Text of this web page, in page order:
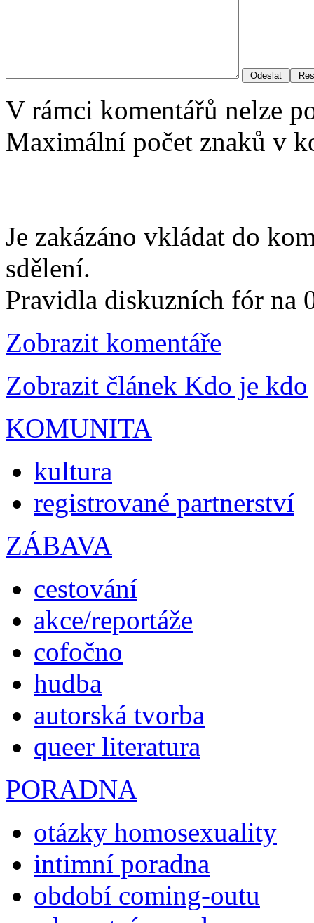
V rámci komentářů nelze
Maximální počet znaků v
Je zakázáno vkládat do
sdělení.
Pravidla diskuzních fór na
Zobrazit komentáře
Zobrazit článek Kdo je kdo
KOMUNITA
kultura
registrované partnerství
ZÁBAVA
cestování
akce/reportáže
cofočno
hudba
autorská tvorba
queer literatura
PORADNA
otázky homosexuality
intimní poradna
období coming-outu